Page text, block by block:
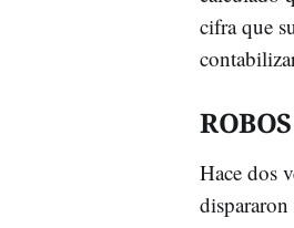
cifra que
Hace dos